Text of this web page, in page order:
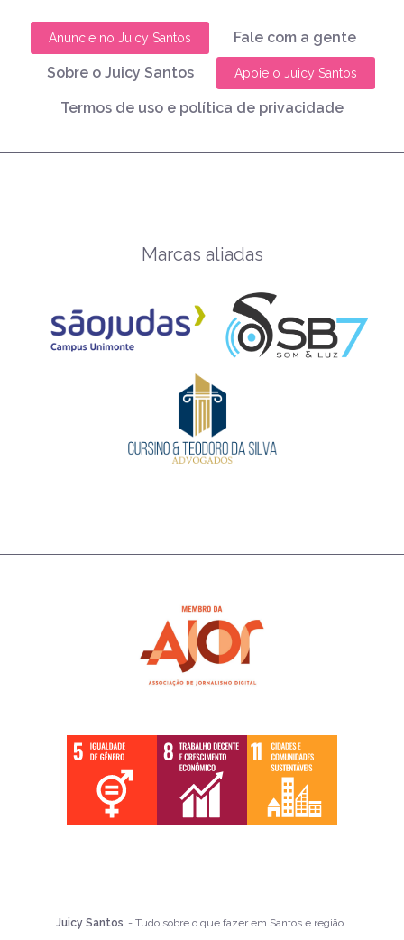
Anuncie no Juicy Santos Fale com a gente
Sobre o Juicy Santos Apoie o Juicy Santos
Termos de uso e política de privacidade
Marcas aliadas
Juicy Santos - Tudo sobre o que fazer em Santos e região